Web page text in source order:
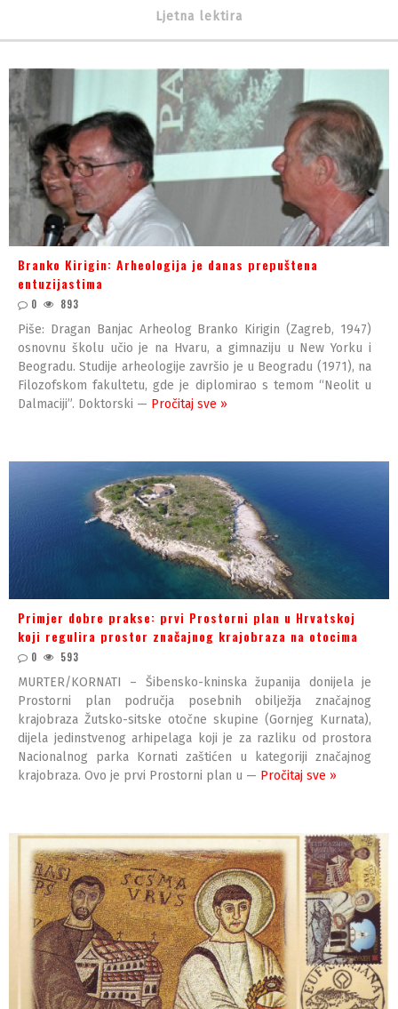
Ljetna lektira
Branko Kirigin: Arheologija je danas prepuštena
entuzijastima
0 893
Piše: Dragan Banjac Arheolog Branko Kirigin (Zagreb, 1947)
osnovnu školu učio je na Hvaru, a gimnaziju u New Yorku i
Beogradu. Studije arheologije završio je u Beogradu (1971), na
Filozofskom fakultetu, gde je diplomirao s temom “Neolit u
Dalmaciji”. Doktorski — Pročitaj sve »
Primjer dobre prakse: prvi Prostorni plan u Hrvatskoj
koji regulira prostor značajnog krajobraza na otocima
0 593
MURTER/KORNATI – Šibensko-kninska županija donijela je
Prostorni plan područja posebnih obilježja značajnog
krajobraza Žutsko-sitske otočne skupine (Gornjeg Kurnata),
dijela jedinstvenog arhipelaga koji je za razliku od prostora
Nacionalnog parka Kornati zaštićen u kategoriji značajnog
krajobraza. Ovo je prvi Prostorni plan u — Pročitaj sve »